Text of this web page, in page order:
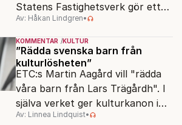
Statens Fastighetsverk gör ett
överskott på 800 miljoner kronor
samtidigt som samlingarna hotas.
Av: Håkan Lindgren•
KOMMENTAR KULTUR
”Rädda svenska barn från
kulturlösheten”
ETC:s Martin Aagård vill "rädda
våra barn från Lars Trägårdh". I
själva verket ger kulturkanon i
skolan alla samma tillgång till den
Av: Linnea Lindquist•